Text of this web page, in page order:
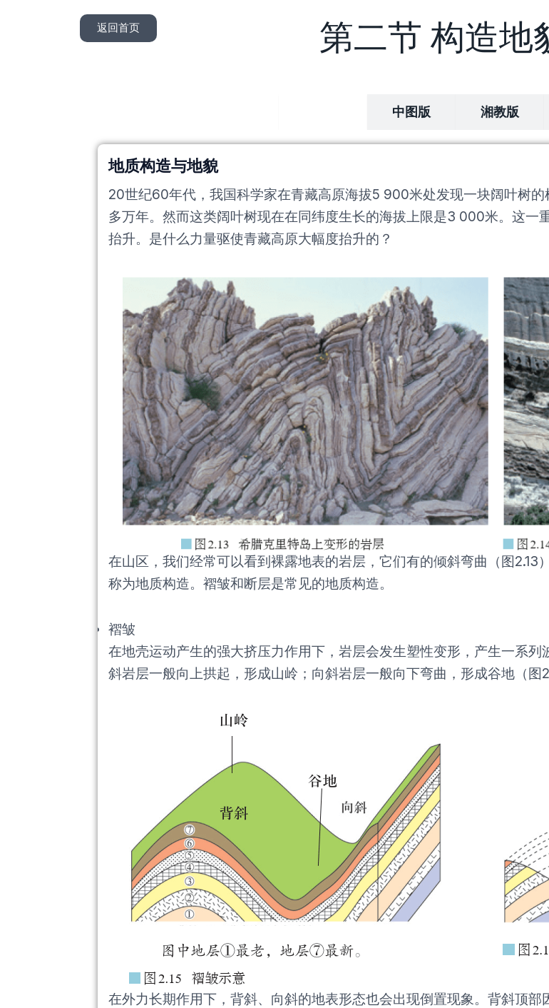
返回首页 第二节 构造地
中图版 湘教版
地质构造与地貌
20世纪60年代，我国科学家在青藏高原海拔5 900米处发现一块阔叶树
多万年。然而这类阔叶树现在在同纬度生长的海拔上限是3 000米。这
抬升。是什么力量驱使青藏高原大幅度抬升的？
在山区，我们经常可以看到裸露地表的岩层，它们有的倾斜弯曲（图2.13
称为地质构造。褶皱和断层是常见的地质构造。
褶皱
在地壳运动产生的强大挤压力作用下，岩层会发生塑性变形，产生一系
斜岩层一般向上拱起，形成山岭；向斜岩层一般向下弯曲，形成谷地（图
在外力长期作用下，背斜、向斜的地表形态也会出现倒置现象。背斜顶